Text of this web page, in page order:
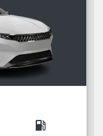
local_gas_station